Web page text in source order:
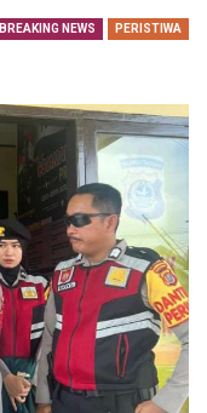
BREAKING NEWS PERISTIWA